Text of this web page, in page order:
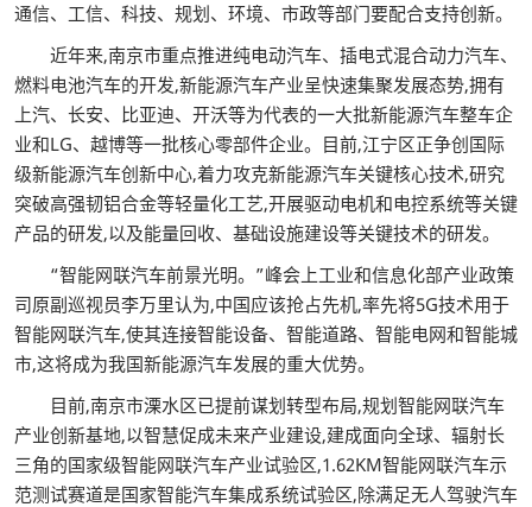
通信、工信、科技、规划、环境、市政等部门要配合支持创新。
近年来,南京市重点推进纯电动汽车、插电式混合动力汽车、
燃料电池汽车的开发,新能源汽车产业呈快速集聚发展态势,拥有
上汽、长安、比亚迪、开沃等为代表的一大批新能源汽车整车企
业和LG、越博等一批核心零部件企业。目前,江宁区正争创国际
级新能源汽车创新中心,着力攻克新能源汽车关键核心技术,研究
突破高强韧铝合金等轻量化工艺,开展驱动电机和电控系统等关键
产品的研发,以及能量回收、基础设施建设等关键技术的研发。
“智能网联汽车前景光明。”峰会上工业和信息化部产业政策
司原副巡视员李万里认为,中国应该抢占先机,率先将5G技术用于
智能网联汽车,使其连接智能设备、智能道路、智能电网和智能城
市,这将成为我国新能源汽车发展的重大优势。
目前,南京市溧水区已提前谋划转型布局,规划智能网联汽车
产业创新基地,以智慧促成未来产业建设,建成面向全球、辐射长
三角的国家级智能网联汽车产业试验区,1.62KM智能网联汽车示
范测试赛道是国家智能汽车集成系统试验区,除满足无人驾驶汽车